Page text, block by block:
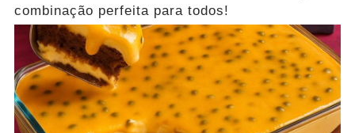
combinação perfeita para todos!